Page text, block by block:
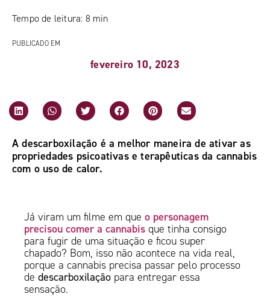
Tempo de leitura: 8 min
PUBLICADO EM
fevereiro 10, 2023
A descarboxilação é a melhor maneira de ativar as
propriedades psicoativas e terapêuticas da cannabis
com o uso de calor.
Já viram um filme em queo personagem
precisou comer a cannabis que tinha consigo
para fugir de uma situação e ficou super
chapado? Bom, isso não acontece na vida real,
porque a cannabis precisa passar pelo processo
dedescarboxilação para entregar essa
sensação.